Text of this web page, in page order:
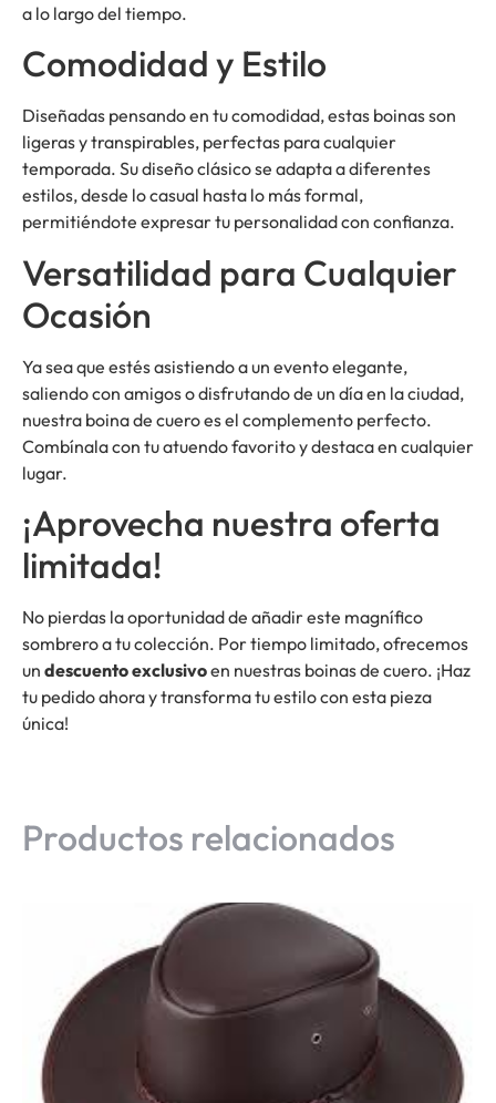
a lo largo del tiempo.
Comodidad y Estilo
Diseñadas pensando en tu comodidad, estas boinas son
ligeras y transpirables, perfectas para cualquier
temporada. Su diseño clásico se adapta a diferentes
estilos, desde lo casual hasta lo más formal,
permitiéndote expresar tu personalidad con confianza.
Versatilidad para Cualquier
Ocasión
Ya sea que estés asistiendo a un evento elegante,
saliendo con amigos o disfrutando de un día en la ciudad,
nuestra boina de cuero es el complemento perfecto.
Combínala con tu atuendo favorito y destaca en cualquier
lugar.
¡Aprovecha nuestra oferta
limitada!
No pierdas la oportunidad de añadir este magnífico
sombrero a tu colección. Por tiempo limitado, ofrecemos
un descuento exclusivoen nuestras boinas de cuero. ¡Haz
tu pedido ahora y transforma tu estilo con esta pieza
única!
Productos relacionados